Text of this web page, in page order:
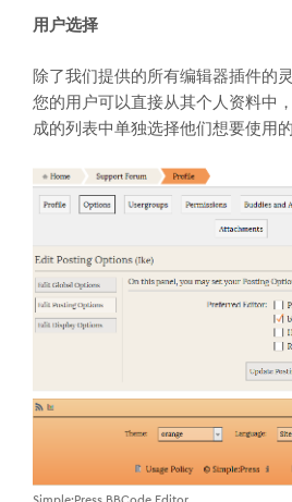
用户选择
除了我们提供的所有编辑器插件的
您的用户可以直接从其个人资料中
成的列表中单独选择他们想要使用的